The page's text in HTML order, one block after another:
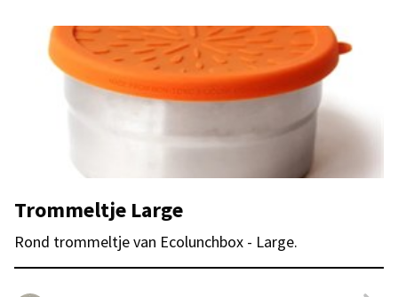
Trommeltje Large
Rond trommeltje van Ecolunchbox - Large.